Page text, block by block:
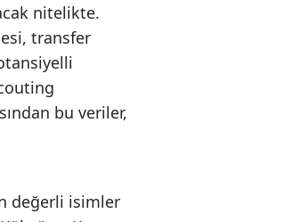
nitelikte.
transfer
bu veriler,
değerli isimler